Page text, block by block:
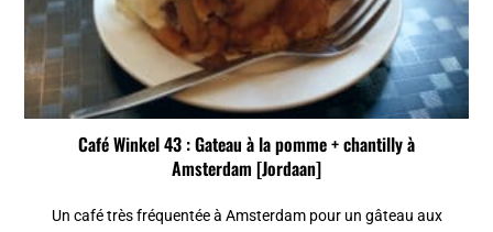
Café Winkel 43 : Gateau à la pomme + chantilly à
Amsterdam [Jordaan]
Un café très fréquentée à Amsterdam pour un gâteau aux